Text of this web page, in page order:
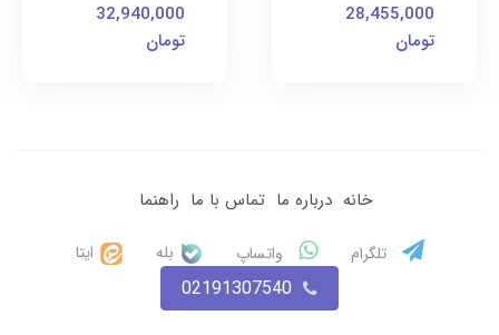
28,455,000
تومان
32,940,000
تومان
خانه درباره ما تماس با ما راهنما
تلگرام واتساپ بله ایتا
02191307540